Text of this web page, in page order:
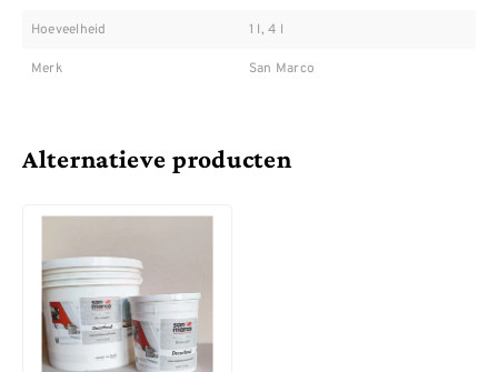
Hoeveelheid 1 l, 4 l
Merk San Marco
Alternatieve producten